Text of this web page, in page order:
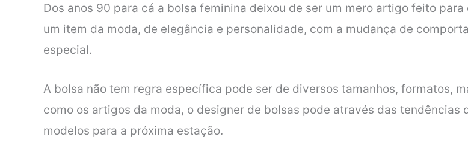
Dos anos 90 para cá a bolsa feminina deixou de ser um mero artigo feito
um item da moda, de elegância e personalidade, com a mudança de
especial.
A bolsa não tem regra específica pode ser de diversos tamanhos, formatos,
como os artigos da moda, o designer de bolsas pode através das
modelos para a próxima estação.